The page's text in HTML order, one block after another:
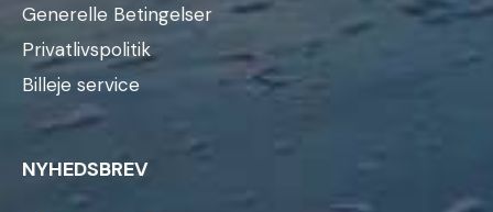
Generelle Betingelser
Privatlivspolitik
Billeje service
NYHEDSBREV